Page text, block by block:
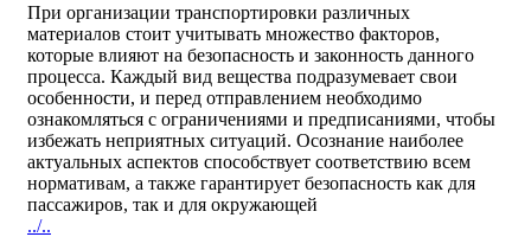
При организации транспортировки различных
материалов стоит учитывать множество факторов,
которые влияют на безопасность и законность данного
процесса. Каждый вид вещества подразумевает свои
особенности, и перед отправлением необходимо
ознакомляться с ограничениями и предписаниями, чтобы
избежать неприятных ситуаций. Осознание наиболее
актуальных аспектов способствует соответствию всем
нормативам, а также гарантирует безопасность как для
пассажиров, так и для окружающей
../..